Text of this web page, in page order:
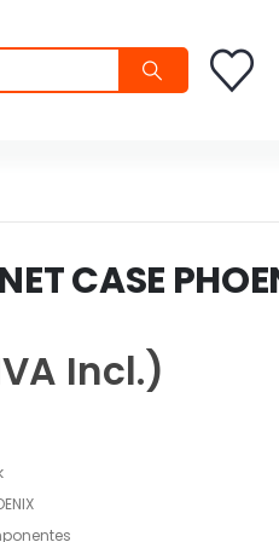
CASE
Incl.)